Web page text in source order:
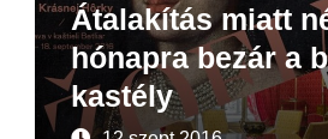
Átalakítás miatt
hónapra bezár a
kastély